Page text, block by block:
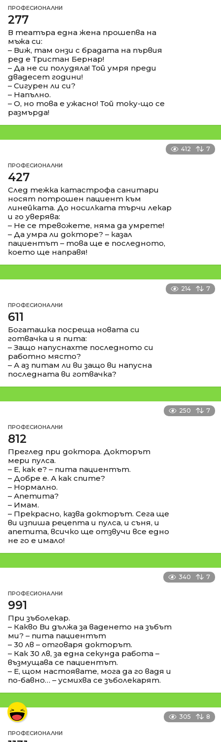
ПРОФЕСИОНАЛНИ
277
В театъра една жена прошепва на
мъжа си:
– Виж, там онзи с брадата на първия
ред е Тристан Бернар!
– Да не си полудяла! Той умря преди
двадесет години!
– Сигурен ли си?
– Напълно.
– О, но това е ужасно! Той току-що се
размърда!
412 7
ПРОФЕСИОНАЛНИ
427
След тежка катастрофа санитари
носят потрошен пациент към
линейката. До носилката търчи лекар
и го уверява:
– Не се тревожете, няма да умрете!
– Да умра ли докторе? – казал
пациентът – това ще е последното,
което ще направя!
214 7
ПРОФЕСИОНАЛНИ
611
Богаташка посреща новата си
готвачка и я пита:
– Защо напуснахте последното си
работно място?
– А аз питам ли ви защо ви напусна
последната ви готвачка?
250 7
ПРОФЕСИОНАЛНИ
812
Преглед при доктора. Докторът
мери пулса.
– Е, как е? – пита пациентът.
– Добре е. А как спите?
– Нормално.
– Апетита?
– Имам.
– Прекрасно, казва докторът. Сега ще
ви изпиша рецепта и пулса, и съня, и
апетита, всичко ще отзвучи все едно
не го е имало!
340 7
ПРОФЕСИОНАЛНИ
991
При зъболекар.
– Какво Ви дължa за ваденето на зъбът
ми? – пита пациентът
– 30 лв – отговаря докторът.
– Как 30 лв, за една секунда работа –
възмущава се пациентът.
– Е, щом настоявате, мога да го вадя и
по-бавно… – усмихва се зъболекарят.
305 8
ПРОФЕСИОНАЛНИ